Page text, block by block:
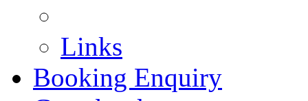
Links
Booking Enquiry